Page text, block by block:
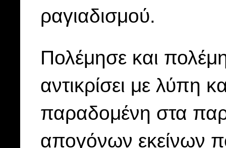
ραγιαδισμού.
Πολέμησε και
αντικρίσει με λύπη
παραδομένη στα
απογόνων εκείνων